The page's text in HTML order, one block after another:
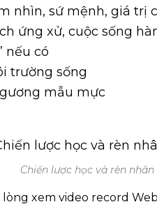
nhìn, sứ mệnh, giá trị
ứng xử, cuộc sống
nếu có
trường sống
mẫu mực
Chiến lược học và rèn
xem video record